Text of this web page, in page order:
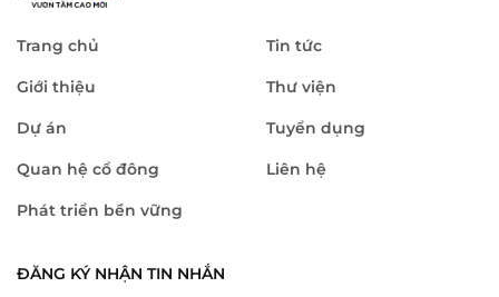
Trang chủ
Giới thiệu
Dự án
Quan hệ cổ đông
Phát triển bền vững
Tin tức
Thư viện
Tuyển dụng
Liên hệ
ĐĂNG KÝ NHẬN TIN NHẮN